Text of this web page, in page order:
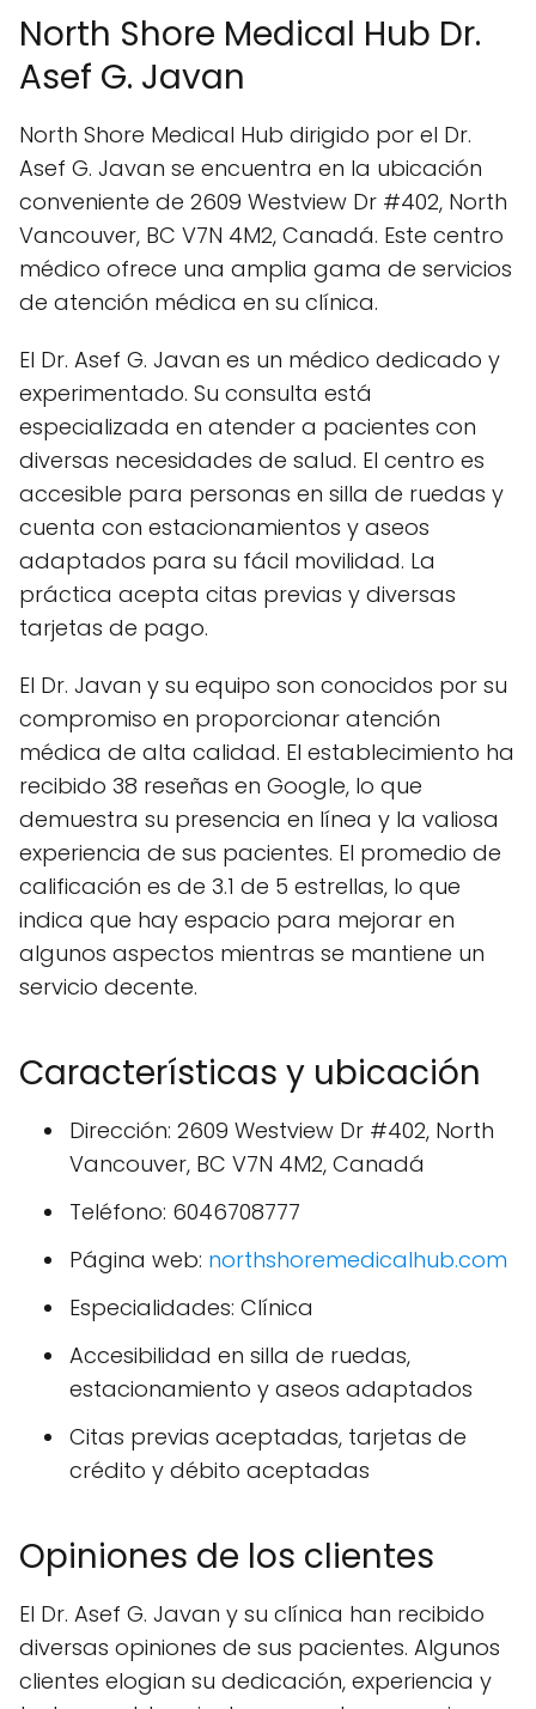
North Shore Medical Hub Dr.
Asef G. Javan
North Shore Medical Hub dirigido por el Dr.
Asef G. Javan se encuentra en la ubicación
conveniente de 2609 Westview Dr #402, North
Vancouver, BC V7N 4M2, Canadá. Este centro
médico ofrece una amplia gama de servicios
de atención médica en su clínica.
El Dr. Asef G. Javan es un médico dedicado y
experimentado. Su consulta está
especializada en atender a pacientes con
diversas necesidades de salud. El centro es
accesible para personas en silla de ruedas y
cuenta con estacionamientos y aseos
adaptados para su fácil movilidad. La
práctica acepta citas previas y diversas
tarjetas de pago.
El Dr. Javan y su equipo son conocidos por su
compromiso en proporcionar atención
médica de alta calidad. El establecimiento ha
recibido 38 reseñas en Google, lo que
demuestra su presencia en línea y la valiosa
experiencia de sus pacientes. El promedio de
calificación es de 3.1 de 5 estrellas, lo que
indica que hay espacio para mejorar en
algunos aspectos mientras se mantiene un
servicio decente.
Características y ubicación
Dirección: 2609 Westview Dr #402, North
Vancouver, BC V7N 4M2, Canadá
Teléfono: 6046708777
Página web: northshoremedicalhub.com
Especialidades: Clínica
Accesibilidad en silla de ruedas,
estacionamiento y aseos adaptados
Citas previas aceptadas, tarjetas de
crédito y débito aceptadas
Opiniones de los clientes
El Dr. Asef G. Javan y su clínica han recibido
diversas opiniones de sus pacientes. Algunos
clientes elogian su dedicación, experiencia y